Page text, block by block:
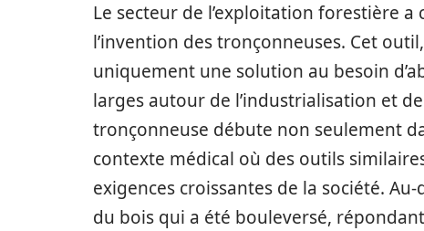
Le secteur de l’exploitation forestière
l’invention des tronçonneuses. Cet
uniquement une solution au besoin
larges autour de l’industrialisation et
tronçonneuse débute non seulement
contexte médical où des outils
exigences croissantes de la société.
du bois qui a été bouleversé,